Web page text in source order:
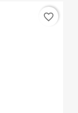
favorite_border